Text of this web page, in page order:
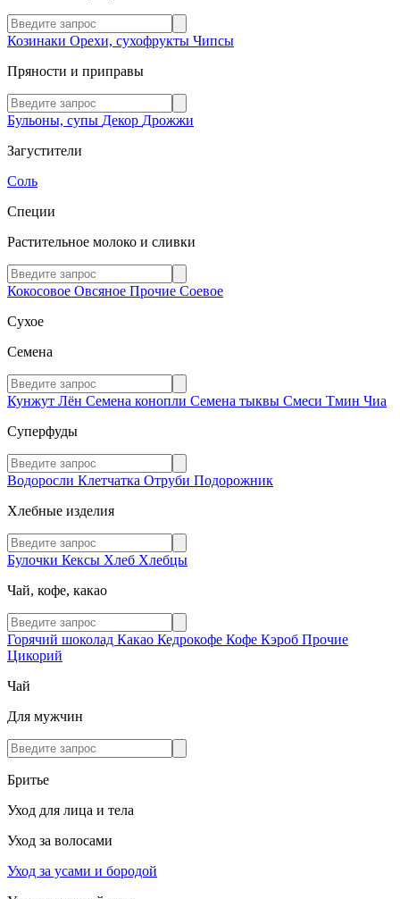
Козинаки Орехи, сухофрукты Чипсы
Пряности и приправы
Бульоны, супы Декор Дрожжи
Загустители
Соль
Специи
Растительное молоко и сливки
Кокосовое Овсяное Прочие Соевое
Сухое
Семена
Кунжут Лён Семена конопли Семена тыквы Смеси Тмин Чиа
Суперфуды
Водоросли Клетчатка Отруби Подорожник
Хлебные изделия
Булочки Кексы Хлеб Хлебцы
Чай, кофе, какао
Горячий шоколад Какао Кедрокофе Кофе Кэроб Прочие
Цикорий
Чай
Для мужчин
Бритье
Уход для лица и тела
Уход за волосами
Уход за усами и бородой